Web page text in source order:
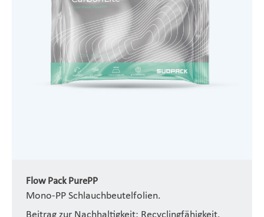
Flow Pack PurePP
Mono-PP Schlauchbeutelfolien.
Beitrag zur Nachhaltigkeit: Recyclingfähigkeit.